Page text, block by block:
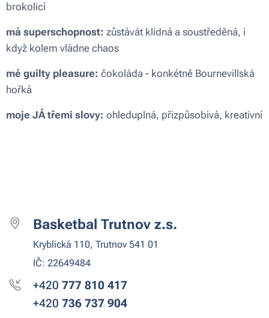
brokolicí
má superschopnost: zůstávát klidná a soustředěná, i
když kolem vládne chaos
mé guilty pleasure: čokoláda - konkétně Bournevillská
hořká
moje JÁ třemi slovy: ohleduplná, přizpůsobivá, kreativní
Basketbal Trutnov z.s.
Kryblická 110, Trutnov 541 01
IČ: 22649484
+420 777 810 417
+420 736 737 904